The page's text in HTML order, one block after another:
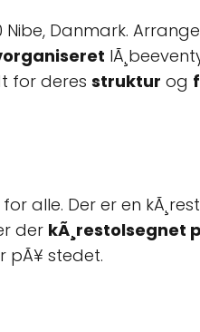
Nibe, Danmark.
for deres struktur og
for alle. Der er en
der kÃ¸restolsegnet
pÃ¥ stedet.